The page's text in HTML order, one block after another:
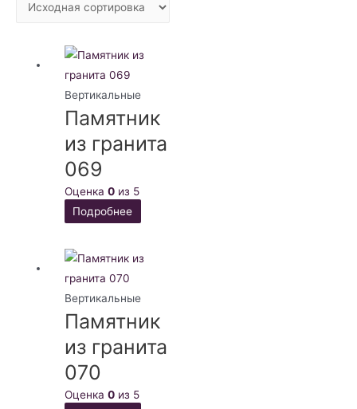
Вертикальные
Памятник
из гранита
069
Оценка0 из 5
Подробнее
Вертикальные
Памятник
из гранита
070
Оценка0 из 5